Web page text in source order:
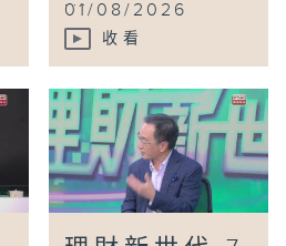
01/08/2026
收看